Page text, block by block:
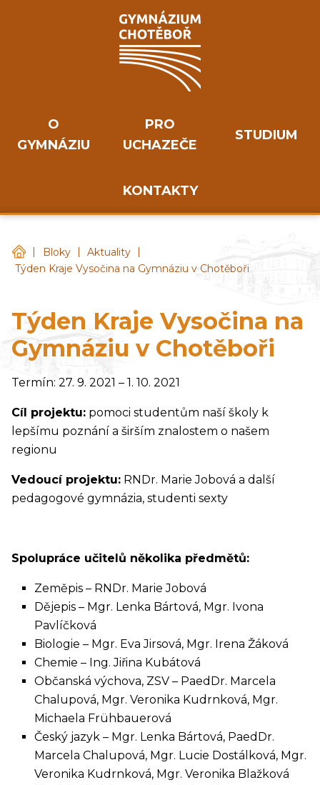
O
GYMNÁZIU
PRO
UCHAZEČE
STUDIUM
KONTAKTY
Gymnázium Chotěboř
| Bloky | Aktuality
|
Týden Kraje Vysočina na Gymnáziu v Chotěboři
Týden Kraje Vysočina na
Gymnáziu v Chotěboři
Termín: 27. 9. 2021 – 1. 10. 2021
Cíl projektu: pomoci studentům naší školy k
lepšímu poznání a širším znalostem o našem
regionu
Vedoucí projektu: RNDr. Marie Jobová a další
pedagogové gymnázia, studenti sexty
Spolupráce učitelů několika předmětů:
Zeměpis – RNDr. Marie Jobová
Dějepis – Mgr. Lenka Bártová, Mgr. Ivona
Pavlíčková
Biologie – Mgr. Eva Jirsová, Mgr. Irena Žáková
Chemie – Ing. Jiřina Kubátová
Občanská výchova, ZSV – PaedDr. Marcela
Chalupová, Mgr. Veronika Kudrnková, Mgr.
Michaela Frühbauerová
Český jazyk – Mgr. Lenka Bártová, PaedDr.
Marcela Chalupová, Mgr. Lucie Dostálková, Mgr.
Veronika Kudrnková, Mgr. Veronika Blažková